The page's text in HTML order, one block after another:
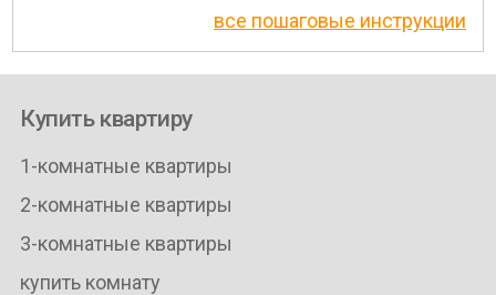
все пошаговые инструкции
Купить квартиру
1-комнатные квартиры
2-комнатные квартиры
3-комнатные квартиры
купить комнату